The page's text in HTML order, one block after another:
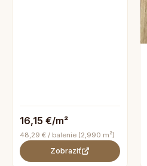
16,15 €/m²
48,29 € / balenie (2,990 m²)
Zobraziť